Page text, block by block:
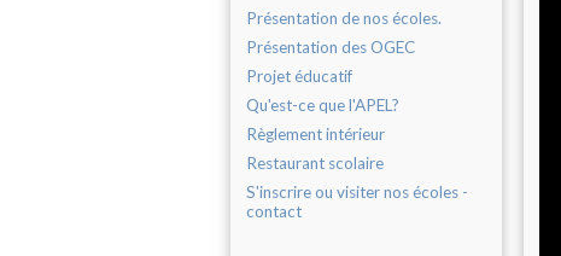
Présentation de nos écoles.
Présentation des OGEC
Projet éducatif
Qu'est-ce que l'APEL?
Règlement intérieur
Restaurant scolaire
S'inscrire ou visiter nos écoles -
contact